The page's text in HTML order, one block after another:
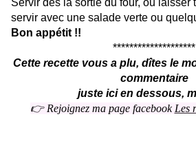
Servir dès la sortie du four, ou laisser
servir avec une salade verte ou
Bon appétit !!
********************
Cette recette vous a plu, dîtes le
commentaire
juste ici en dessous,
👉 Rejoignez ma page facebook Les